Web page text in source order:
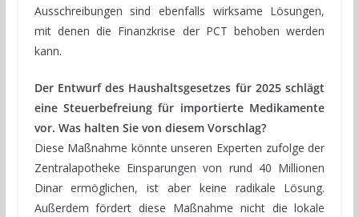
Ausschreibungen sind ebenfalls wirksame Lösungen,
mit denen die Finanzkrise der PCT behoben werden
kann.
Der Entwurf des Haushaltsgesetzes für 2025 schlägt
eine Steuerbefreiung für importierte Medikamente
vor. Was halten Sie von diesem Vorschlag?
Diese Maßnahme könnte unseren Experten zufolge der
Zentralapotheke Einsparungen von rund 40 Millionen
Dinar ermöglichen, ist aber keine radikale Lösung.
Außerdem fördert diese Maßnahme nicht die lokale